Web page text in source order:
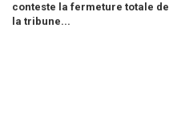
conteste la fermeture totale de
la tribune...